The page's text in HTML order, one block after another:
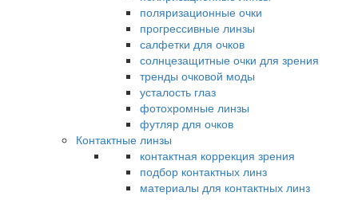
поляризационные очки
прогрессивные линзы
салфетки для очков
солнцезащитные очки для зрения
тренды очковой моды
усталость глаз
фотохромные линзы
футляр для очков
Контактные линзы
контактная коррекция зрения
подбор контактных линз
материалы для контактных линз